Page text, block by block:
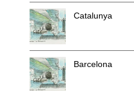
Catalunya
Barcelona